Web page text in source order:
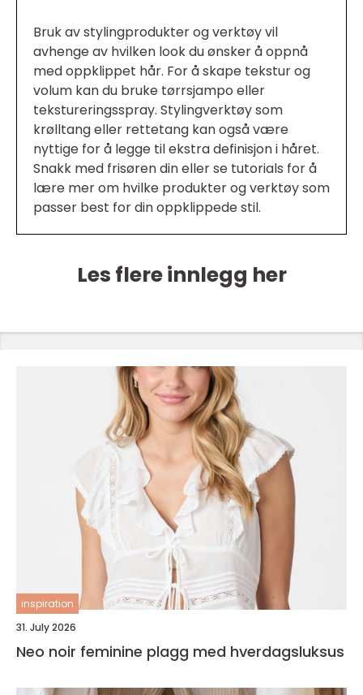
Bruk av stylingprodukter og verktøy vil
avhenge av hvilken look du ønsker å oppnå
med oppklippet hår. For å skape tekstur og
volum kan du bruke tørrsjampo eller
tekstureringsspray. Stylingverktøy som
krølltang eller rettetang kan også være
nyttige for å legge til ekstra definisjon i håret.
Snakk med frisøren din eller se tutorials for å
lære mer om hvilke produkter og verktøy som
passer best for din oppklippede stil.
Les flere innlegg her
inspiration
31. July 2026
Neo noir feminine plagg med hverdagsluksus